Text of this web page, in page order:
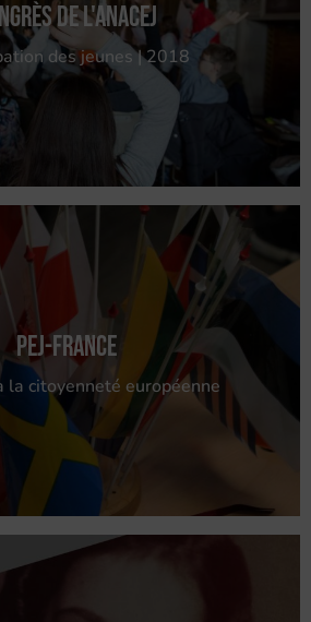
de l'Anacej
des jeunes | 2018
PEJ-France
la citoyenneté européenne